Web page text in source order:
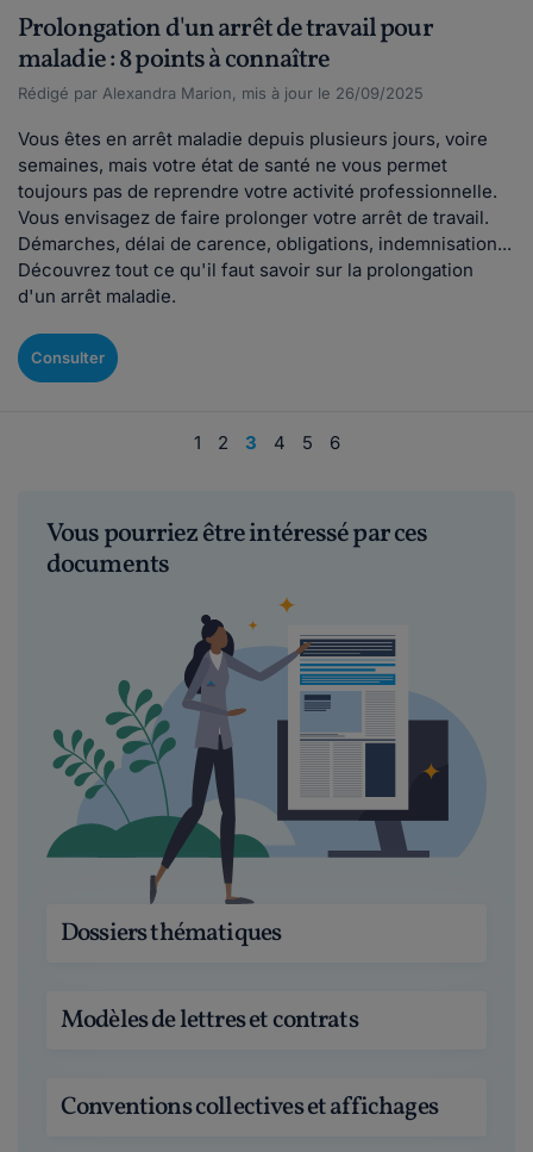
Prolongation d'un arrêt de travail pour
maladie : 8 points à connaître
Rédigé par Alexandra Marion, mis à jour le 26/09/2025
Vous êtes en arrêt maladie depuis plusieurs jours, voire
semaines, mais votre état de santé ne vous permet
toujours pas de reprendre votre activité professionnelle.
Vous envisagez de faire prolonger votre arrêt de travail.
Démarches, délai de carence, obligations, indemnisation...
Découvrez tout ce qu'il faut savoir sur la prolongation
d'un arrêt maladie.
Consulter
1 2 3 4 5 6
Vous pourriez être intéressé par ces
documents
Dossiers thématiques
Modèles de lettres et contrats
Conventions collectives et affichages